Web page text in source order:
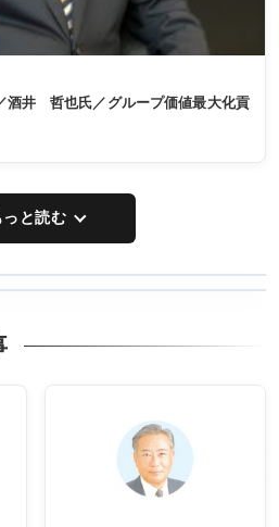
酒井 哲也氏／グループ価値最大化貢
っと読む